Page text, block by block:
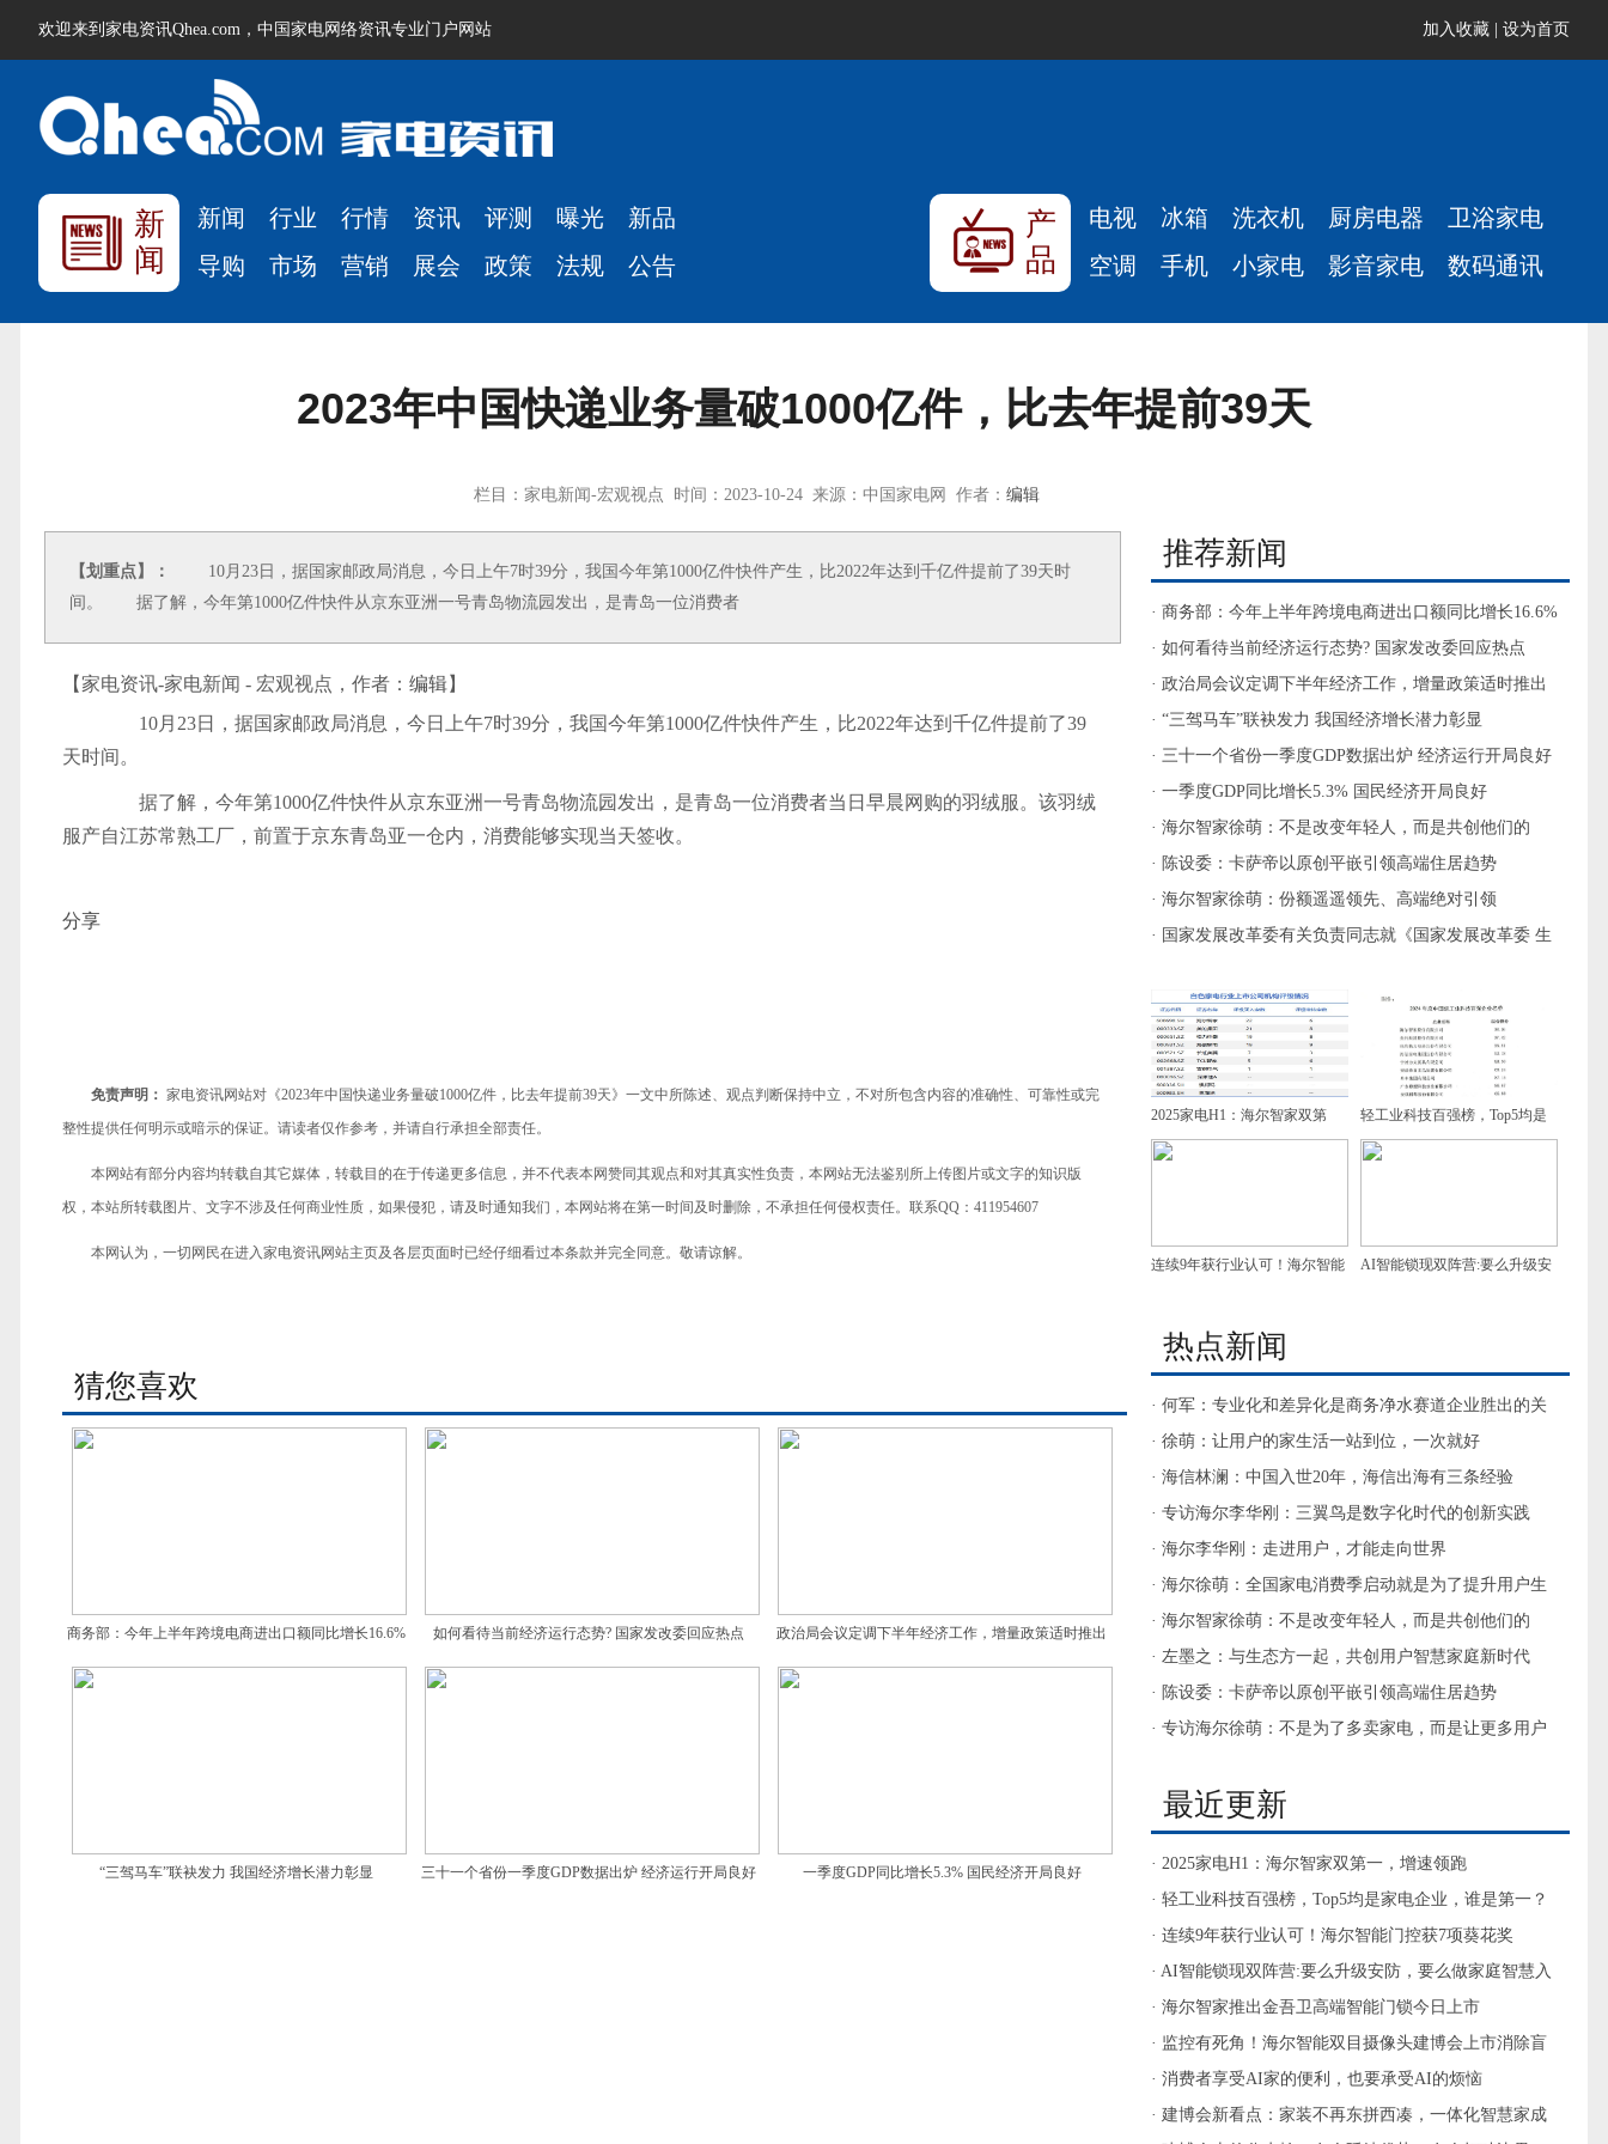
欢迎来到家电资讯Qhea.com，中国家电网络资讯专业门户网站 加入收藏 设为首页
新
闻
新闻 行业 行情 资讯 评测 曝光
新品
导购
市场 营销 展会 政策 法规 公告
产
品
电视 冰箱 洗衣机 厨房电器
卫浴家电
空调
手机 小家电 影音家电 数码通讯
2023年中国快递业务量破1000亿件，比去年提前39天
栏目：家电新闻-宏观视点 时间：2023-10-24 来源：中国家电网 作者： 编辑
【划重点】：
10月23日，据国家邮政局消息，今日上午7时39分，我国今年第1000亿件快件产生，比2022年达到千亿件提前了39天时
间。 据了解，今年第1000亿件快件从京东亚洲一号青岛物流园发出，是青岛一位消费者
【家电资讯-家电新闻 - 宏观视点，作者： 编辑】
10月23日，据国家邮政局消息，今日上午7时39分，我国今年第1000亿件快件产生，比2022年达到千亿件提前了39
天时间。
据了解，今年第1000亿件快件从京东亚洲一号青岛物流园发出，是青岛一位消费者当日早晨网购的羽绒服。该羽绒
服产自江苏常熟工厂，前置于京东青岛亚一仓内，消费能够实现当天签收。
分享
免责声明： 家电资讯网站对《2023年中国快递业务量破1000亿件，比去年提前39天》一文中所陈述、观点判断保持中立，不对所包含内容的准确性、可靠性或完
整性提供任何明示或暗示的保证。请读者仅作参考，并请自行承担全部责任。
本网站有部分内容均转载自其它媒体，转载目的在于传递更多信息，并不代表本网赞同其观点和对其真实性负责，本网站无法鉴别所上传图片或文字的知识版
权，本站所转载图片、文字不涉及任何商业性质，如果侵犯，请及时通知我们，本网站将在第一时间及时删除，不承担任何侵权责任。联系QQ：411954607
本网认为，一切网民在进入家电资讯网站主页及各层页面时已经仔细看过本条款并完全同意。敬请谅解。
猜您喜欢
商务部：今年上半年跨境电商进出口额同比增长16.6% 如何看待当前经济运行态势? 国家发改委回应热点 政治局会议定调下半年经济工作，增量政策适时推出
“三驾马车”联袂发力 我国经济增长潜力彰显 三十一个省份一季度GDP数据出炉 经济运行开局良好 一季度GDP同比增长5.3% 国民经济开局良好
推荐新闻
· 商务部：今年上半年跨境电商进出口额同比增长16.6%
· 如何看待当前经济运行态势? 国家发改委回应热点
· 政治局会议定调下半年经济工作，增量政策适时推出
· “三驾马车”联袂发力 我国经济增长潜力彰显
· 三十一个省份一季度GDP数据出炉 经济运行开局良好
· 一季度GDP同比增长5.3% 国民经济开局良好
· 海尔智家徐萌：不是改变年轻人，而是共创他们的
Leader
· 陈设委：卡萨帝以原创平嵌引领高端住居趋势
· 海尔智家徐萌：份额遥遥领先、高端绝对引领
· 国家发展改革委有关负责同志就《国家发展改革委 生
洁生
2025家电H1：海尔智家双第
一，增速领跑
轻工业科技百强榜，Top5均是
家电企业，谁是第一？
连续9年获行业认可！海尔智能 AI智能锁现双阵营:要么升级安
热点新闻
· 何军：专业化和差异化是商务净水赛道企业胜出的关
键
· 徐萌：让用户的家生活一站到位，一次就好
· 海信林澜：中国入世20年，海信出海有三条经验
· 专访海尔李华刚：三翼鸟是数字化时代的创新实践
· 海尔李华刚：走进用户，才能走向世界
· 海尔徐萌：全国家电消费季启动就是为了提升用户生
活品质
· 海尔智家徐萌：不是改变年轻人，而是共创他们的
Leader
· 左墨之：与生态方一起，共创用户智慧家庭新时代
· 陈设委：卡萨帝以原创平嵌引领高端住居趋势
· 专访海尔徐萌：不是为了多卖家电，而是让更多用户
最近更新
· 2025家电H1：海尔智家双第一，增速领跑
· 轻工业科技百强榜，Top5均是家电企业，谁是第一？
· 连续9年获行业认可！海尔智能门控获7项葵花奖
· AI智能锁现双阵营:要么升级安防，要么做家庭智慧入
口
· 海尔智家推出金吾卫高端智能门锁今日上市
· 监控有死角！海尔智能双目摄像头建博会上市消除盲
区
· 消费者享受AI家的便利，也要承受AI的烦恼
· 建博会新看点：家装不再东拼西凑，一体化智慧家成